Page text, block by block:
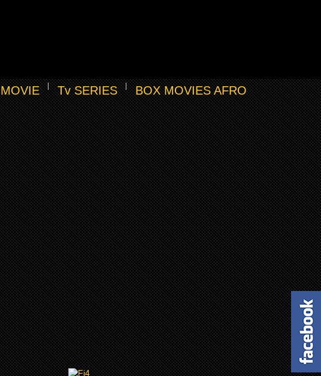
MOVIE Tv SERIES BOX MOVIES AFRO